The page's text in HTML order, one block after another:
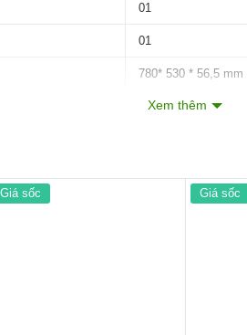
01
01
780* 530 * 56,5 mm
Rộng rãi, thoải mái
Xem thêm
Giá sốc Giá sốc